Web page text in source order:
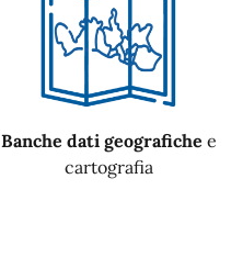
Banche dati geografiche e
cartografia